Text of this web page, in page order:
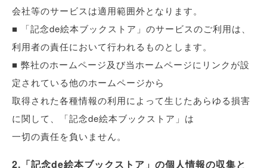
会社等のサービスは適用範囲外となります。
■ 「記念de絵本ブックストア」のサービスのご利用は、
利用者の責任において行われるものとします。
■ 弊社のホームページ及び当ホームページにリンクが設
定されている他のホームページから
取得された各種情報の利用によって生じたあらゆる損害
に関して、「記念de絵本ブックストア」は
一切の責任を負いません。
2.「記念de絵本ブックストア」の個人情報の収集と